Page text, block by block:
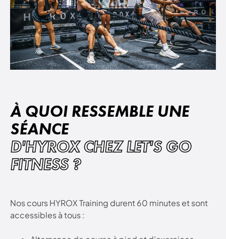
À QUOI RESSEMBLE UNE
SÉANCE
D'HYROX CHEZ LET'S GO
FITNESS ?
Nos cours HYROX Training durent 60 minutes et sont
accessibles à tous :